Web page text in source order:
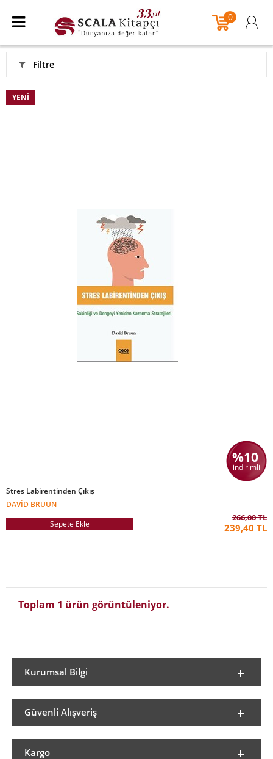
0
Filtre
%10
indirimli
YENI
Stres Labirentinden Çıkış
DAVID BRUUN
Sepete Ekle
266,00 TL
239,40 TL
Toplam 1 ürün görüntüleniyor.
Kurumsal Bilgi
Güvenli Alışveriş
Kargo